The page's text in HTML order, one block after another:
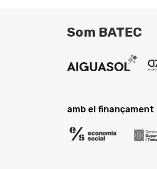
Som BATEC
amb el finançament